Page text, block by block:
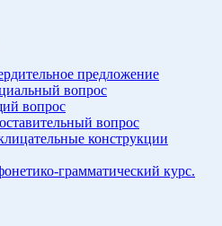
предложение
вопрос
вопрос
вопрос
конструкции
грамматический курс.